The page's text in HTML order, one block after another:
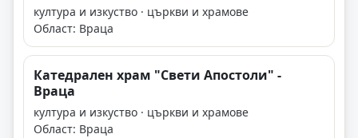
култура и изкуство · църкви и храмове
Област: Враца
Катедрален храм "Свети Апостоли" -
Враца
култура и изкуство · църкви и храмове
Област: Враца